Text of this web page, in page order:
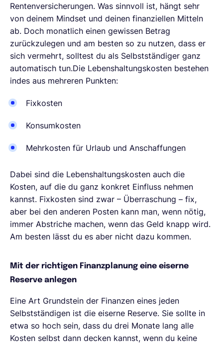
Rentenversicherungen. Was sinnvoll ist, hängt sehr
von deinem Mindset und deinen finanziellen Mitteln
ab. Doch monatlich einen gewissen Betrag
zurückzulegen und am besten so zu nutzen, dass er
sich vermehrt, solltest du als Selbstständiger ganz
automatisch tun.Die Lebenshaltungskosten bestehen
indes aus mehreren Punkten:
Fixkosten
Konsumkosten
Mehrkosten für Urlaub und Anschaffungen
Dabei sind die Lebenshaltungskosten auch die
Kosten, auf die du ganz konkret Einfluss nehmen
kannst. Fixkosten sind zwar – Überraschung – fix,
aber bei den anderen Posten kann man, wenn nötig,
immer Abstriche machen, wenn das Geld knapp wird.
Am besten lässt du es aber nicht dazu kommen.
Mit der richtigen Finanzplanung eine eiserne
Reserve anlegen
Eine Art Grundstein der Finanzen eines jeden
Selbstständigen ist die eiserne Reserve. Sie sollte in
etwa so hoch sein, dass du drei Monate lang alle
Kosten selbst dann decken kannst, wenn du keine